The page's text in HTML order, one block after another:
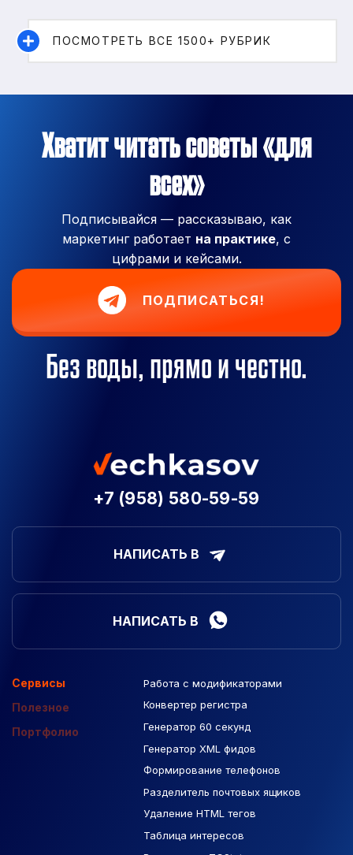
ПОСМОТРЕТЬ ВСЕ 1500+ РУБРИК
Хватит читать советы «для
всех»
Подписывайся — рассказываю, как
маркетинг работает на практике, с
цифрами и кейсами.
ПОДПИСАТЬСЯ!
Без воды, прямо и честно.
+7 (958) 580-59-59
НАПИСАТЬ В
НАПИСАТЬ В
Сервисы
Полезное
Портфолио
Работа с модификаторами
Конвертер регистра
Генератор 60 секунд
Генератор XML фидов
Формирование телефонов
Разделитель почтовых ящиков
Удаление HTML тегов
Таблица интересов
Подборка сайтов
Макеты Figma
База Яндекс Карты
РСЯ площадки
Созданные сайты
Контекстная реклама